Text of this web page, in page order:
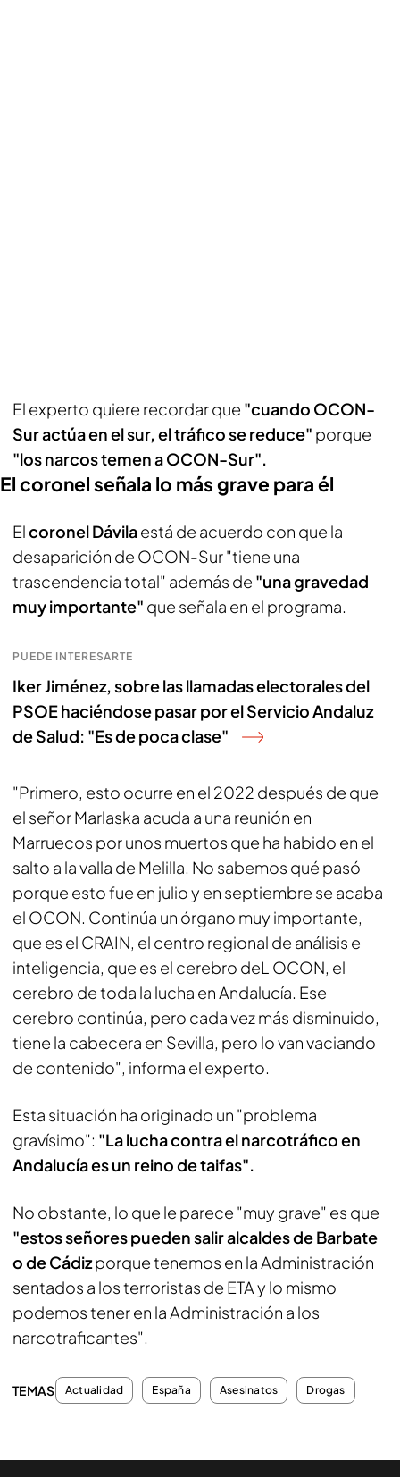
El experto quiere recordar que "cuando OCON-
Sur actúa en el sur, el tráfico se reduce" porque
"los narcos temen a OCON-Sur".
El coronel señala lo más grave para él
Elcoronel Dávilaestá de acuerdo con que la
desaparición de OCON-Sur "tiene una
trascendencia total" además de "una gravedad
muy importante" que señala en el programa.
PUEDE INTERESARTE
Iker Jiménez, sobre las llamadas electorales del
PSOE haciéndose pasar por el Servicio Andaluz
de Salud: "Es de poca clase"
"Primero, esto ocurre en el 2022 después de que
el señor Marlaska acuda a una reunión en
Marruecos por unos muertos que ha habido en el
salto a la valla de Melilla. No sabemos qué pasó
porque esto fue en julio y en septiembre se acaba
el OCON. Continúa un órgano muy importante,
que es el CRAIN, el centro regional de análisis e
inteligencia, que es el cerebro deL OCON, el
cerebro de toda la lucha en Andalucía. Ese
cerebro continúa, pero cada vez más disminuido,
tiene la cabecera en Sevilla, pero lo van vaciando
de contenido", informa el experto.
Esta situación ha originado un "problema
gravísimo": "La lucha contra el narcotráfico en
Andalucía es un reino de taifas".
No obstante, lo que le parece "muy grave" es que
"estos señores pueden salir alcaldes de Barbate
o de Cádizporque tenemos en la Administración
sentados a los terroristas de ETA y lo mismo
podemos tener en la Administración a los
narcotraficantes".
TEMAS Actualidad España Asesinatos Drogas